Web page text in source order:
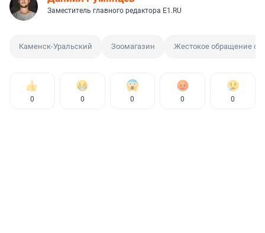
Заместитель главного редактора E1.RU
Каменск-Уральский Зоомагазин Жестокое обращение с
0 0 0 0 0